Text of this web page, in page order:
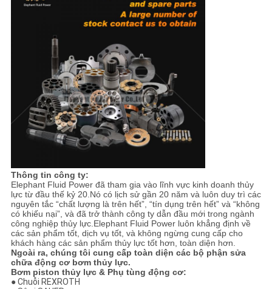
Thông tin công ty:
Elephant Fluid Power đã tham gia vào lĩnh vực kinh doanh thủy
lực từ đầu thế kỷ 20.Nó có lịch sử gần 20 năm và luôn duy trì các
nguyên tắc “chất lượng là trên hết”, “tín dụng trên hết” và “không
có khiếu nại”, và đã trở thành công ty dẫn đầu mới trong ngành
công nghiệp thủy lực.Elephant Fluid Power luôn khẳng định về
các sản phẩm tốt, dịch vụ tốt, và không ngừng cung cấp cho
khách hàng các sản phẩm thủy lực tốt hơn, toàn diện hơn.
Ngoài ra, chúng tôi cung cấp toàn diện các bộ phận sửa
chữa động cơ bơm thủy lực.
Bơm piston thủy lực & Phụ tùng động cơ:
● Chuỗi REXROTH